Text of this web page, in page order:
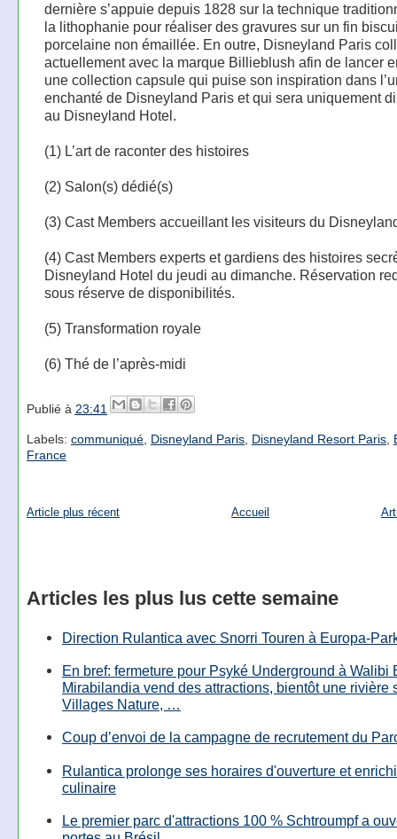
dernière s’appuie depuis 1828 sur la technique
la lithophanie pour réaliser des gravures sur un fin
porcelaine non émaillée. En outre, Disneyland Paris
actuellement avec la marque Billieblush afin de lancer
une collection capsule qui puise son inspiration dans
enchanté de Disneyland Paris et qui sera uniquement
au Disneyland Hotel.
(1) L’art de raconter des histoires
(2) Salon(s) dédié(s)
(3) Cast Members accueillant les visiteurs du
(4) Cast Members experts et gardiens des histoires
Disneyland Hotel du jeudi au dimanche. Réservation
sous réserve de disponibilités.
(5) Transformation royale
(6) Thé de l’après-midi
Publié à 23:41
Labels: communiqué, Disneyland Paris, Disneyland Resort Paris,
France
Article plus récent Accueil
Articles les plus lus cette semaine
Direction Rulantica avec Snorri Touren à Europa-
En bref: fermeture pour Psyké Underground à Walibi
Mirabilandia vend des attractions, bientôt une rivière
Villages Nature, …
Coup d’envoi de la campagne de recrutement du
Rulantica prolonge ses horaires d'ouverture et
culinaire
Le premier parc d'attractions 100 % Schtroumpf a